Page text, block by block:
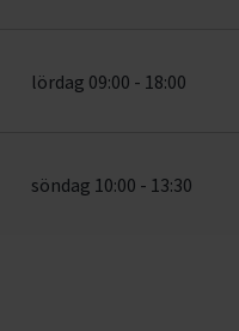
lördag 09:00 - 18:00
söndag 10:00 - 13:30